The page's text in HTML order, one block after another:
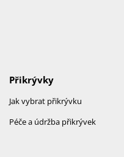
Přikrývky
Jak vybrat přikrývku
Péče a údržba přikrývek